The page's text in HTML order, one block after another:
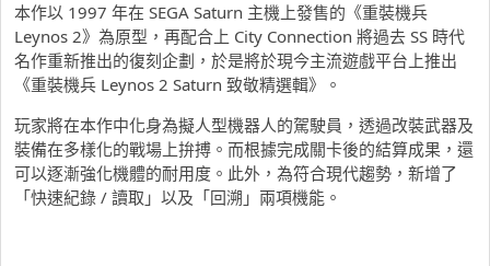
本作以 1997 年在 SEGA Saturn 主機上發售的《重裝機兵
Leynos 2》為原型，再配合上 City Connection 將過去 SS 時代
名作重新推出的復刻企劃，於是將於現今主流遊戲平台上推出
《重裝機兵 Leynos 2 Saturn 致敬精選輯》。
玩家將在本作中化身為擬人型機器人的駕駛員，透過改裝武器及
裝備在多樣化的戰場上拚搏。而根據完成關卡後的結算成果，還
可以逐漸強化機體的耐用度。此外，為符合現代趨勢，新增了
「快速紀錄 / 讀取」以及「回溯」兩項機能。